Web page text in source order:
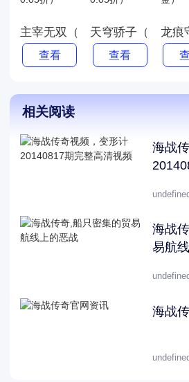
主宰无双（冰雪打金0.05折）
查看
天穹骄子（战神霸
查看
龙痕
相关阅读
海战
海战
易航
海战